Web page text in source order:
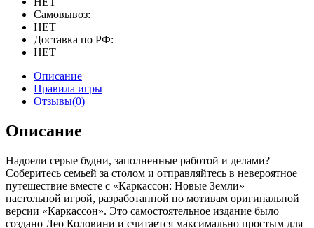
Самовывоз:
НЕТ
Доставка по РФ:
НЕТ
Описание
Правила игры
Отзывы(0)
Описание
Надоели серые будни, заполненные работой и делами?
Соберитесь семьей за столом и отправляйтесь в невероятное
путешествие вместе с «Каркассон: Новые Земли» –
настольной игрой, разработанной по мотивам оригинальной
версии «Каркассон». Это самостоятельное издание было
создано Лео Коловини и считается максимально простым для